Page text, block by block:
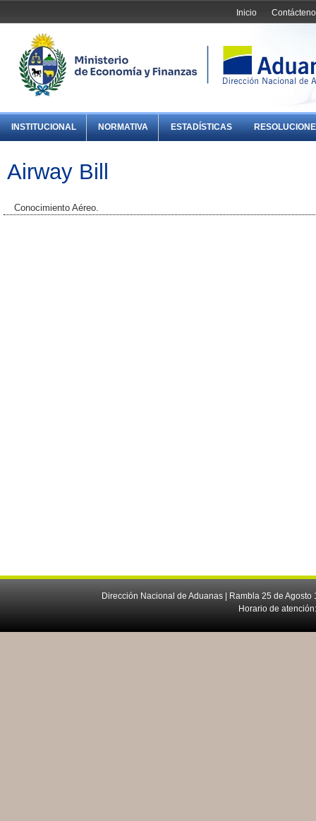
Inicio
INSTITUCIONAL NORMATIVA ESTADÍSTICAS
Airway Bill
Conocimiento Aéreo.
Dirección Nacional de Aduanas | Rambla 25 de
Horario de